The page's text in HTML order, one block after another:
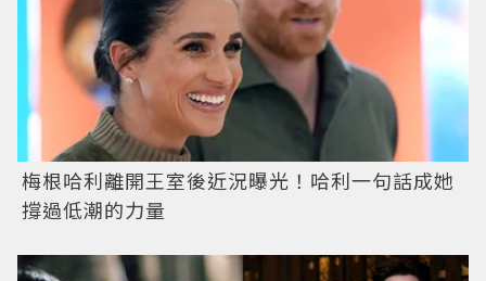
梅根哈利離開王室後近況曝光！哈利一句話成她
撐過低潮的力量